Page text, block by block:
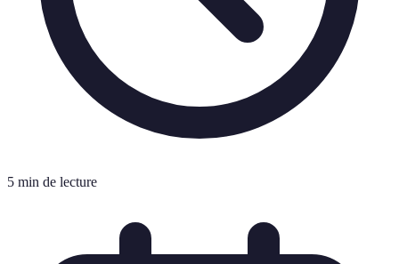
5 min de lecture